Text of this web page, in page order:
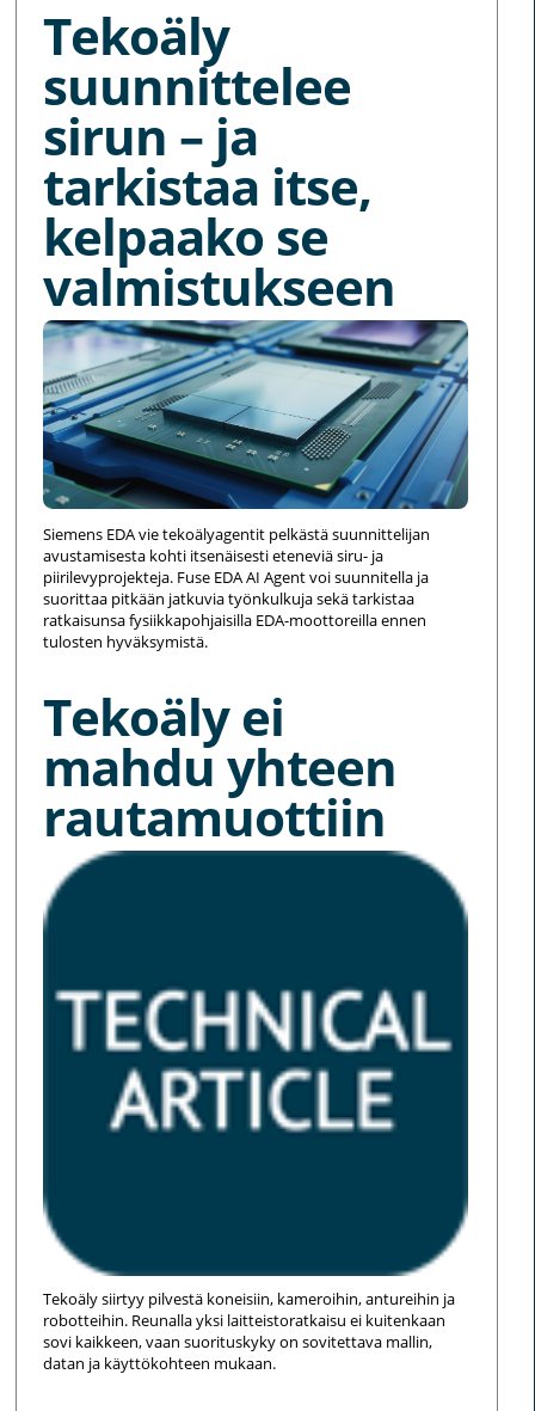
Tekoäly
suunnittelee
sirun – ja
tarkistaa itse,
kelpaako se
valmistukseen
Siemens EDA vie tekoälyagentit pelkästä suunnittelijan
avustamisesta kohti itsenäisesti eteneviä siru- ja
piirilevyprojekteja. Fuse EDA AI Agent voi suunnitella ja
suorittaa pitkään jatkuvia työnkulkuja sekä tarkistaa
ratkaisunsa fysiikkapohjaisilla EDA-moottoreilla ennen
tulosten hyväksymistä.
Tekoäly ei
mahdu yhteen
rautamuottiin
Tekoäly siirtyy pilvestä koneisiin, kameroihin, antureihin ja
robotteihin. Reunalla yksi laitteistoratkaisu ei kuitenkaan
sovi kaikkeen, vaan suorituskyky on sovitettava mallin,
datan ja käyttökohteen mukaan.